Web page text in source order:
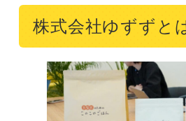
株式会社ゆずずと